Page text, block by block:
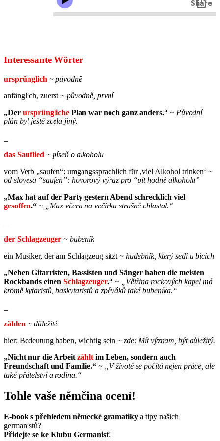
Interessante Wörter
ursprünglich ~ původně
anfänglich, zuerst ~ původně, první
„Der ursprüngliche Plan war noch ganz anders.“ ~ Původní
plán byl ještě zcela jiný.
das Sauflied ~ píseň o alkoholu
vom Verb „saufen“: umgangssprachlich für ‚viel Alkohol trinken‘ ~
od slovesa “saufen”: hovorový výraz pro “pít hodně alkoholu”
„Max hat auf der Party gestern Abend schrecklich viel
gesoffen.“ ~ „ Max včera na večírku strašně chlastal.“
der Schlagzeuger ~ bubeník
ein Musiker, der am Schlagzeug sitzt ~ hudebník, který sedí u bicích
„Neben Gitarristen, Bassisten und Sänger haben die meisten
Rockbands einen Schlagzeuger.“ ~ „ Většina rockových kapel má
kromě kytaristů, baskytaristů a zpěváků také bubeníka.“
zählen ~ důležité
hier: Bedeutung haben, wichtig sein ~ zde: Mít význam, být důležitý.
„Nicht nur die Arbeit zählt im Leben, sondern auch
Freundschaft und Familie.“ ~ „V životě se počítá nejen práce, ale
také přátelství a rodina.“
Tohle vaše němčina ocení!
E-book s přehledem německé gramatiky a tipy našich
germanistů?
Přidejte se ke Klubu Germanist!